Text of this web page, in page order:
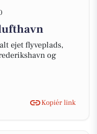
ejet flyveplads,
og
Kopiér link